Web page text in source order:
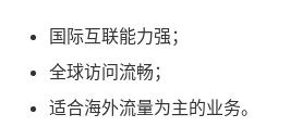
国际互联能力强；
全球访问流畅；
适合海外流量为主的业务。